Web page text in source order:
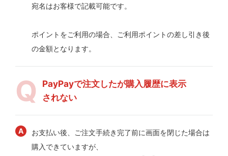
宛名はお客様で記載可能です。
ポイントをご利用の場合、ご利用ポイントの差し引き後
の金額となります。
PayPayで注文したが購入履歴に表示
されない
お支払い後、ご注文手続き完了前に画面を閉じた場合は
購入できていますが、